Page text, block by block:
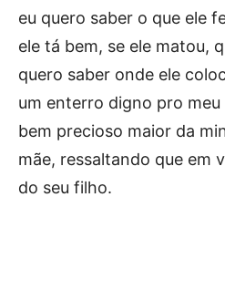
eu quero saber o que ele
ele tá bem, se ele matou,
quero saber onde ele
um enterro digno pro
bem precioso maior da
mãe, ressaltando que em
do seu filho.